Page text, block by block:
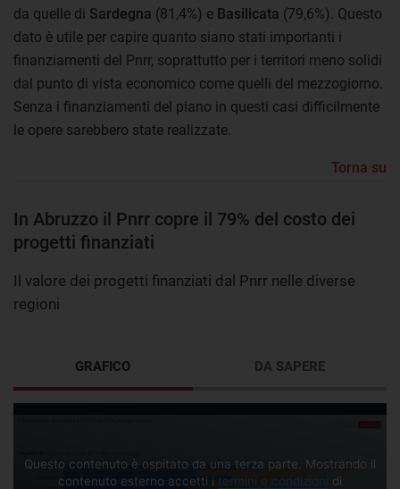
da quelle di Sardegna (81,4%) e Basilicata (79,6%). Questo
dato è utile per capire quanto siano stati importanti i
finanziamenti del Pnrr, soprattutto per i territori meno solidi
dal punto di vista economico come quelli del mezzogiorno.
Senza i finanziamenti del piano in questi casi difficilmente
le opere sarebbero state realizzate.
Torna su
In Abruzzo il Pnrr copre il 79% del costo dei
progetti finanziati
Il valore dei progetti finanziati dal Pnrr nelle diverse
regioni
GRAFICO
Questo contenuto è ospitato da una terza parte. Mostrando il
contenuto esterno accetti i termini e condizioni di
DA SAPERE